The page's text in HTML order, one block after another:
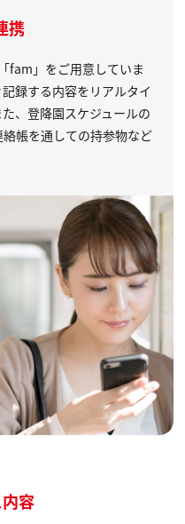
携
fam」をご用意していま
録する内容をリアルタイ
、登降園スケジュールの
帳を通しての持参物など
容